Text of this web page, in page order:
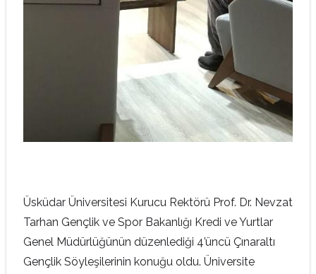
Üsküdar Üniversitesi Kurucu Rektörü Prof. Dr. Nevzat
Tarhan Gençlik ve Spor Bakanlığı Kredi ve Yurtlar
Genel Müdürlüğünün düzenlediği 4’üncü Çınaraltı
Gençlik Söyleşilerinin konuğu oldu. Üniversite